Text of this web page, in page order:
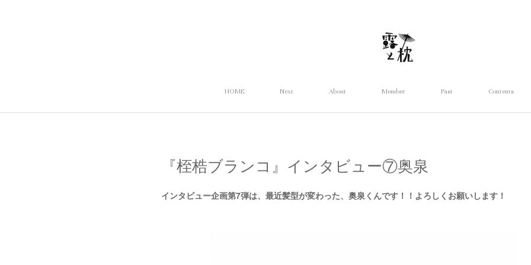
HOME Next About Member Past Contents
『桎梏ブランコ』インタビュー⑦奥泉
インタビュー企画第7弾は、最近髪型が変わった、奥泉くんです！！よろしくお願いします！